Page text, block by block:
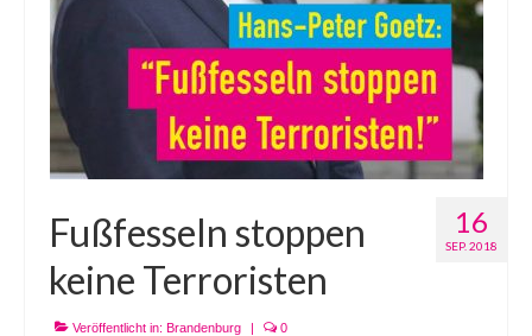
16
SEP. 2018
Fußfesseln stoppen
keine Terroristen
Veröffentlicht in: Brandenburg | 0